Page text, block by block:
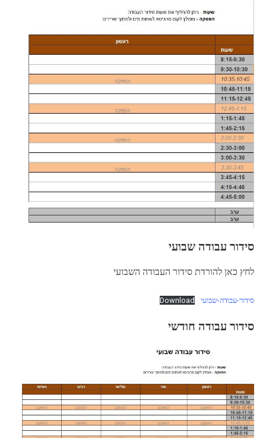
סידור עבודה שבועי
לחץ כאן להורדת סידור העבודה השבועי
סידור-עבודה-שבועי Download
סידור עבודה חודשי